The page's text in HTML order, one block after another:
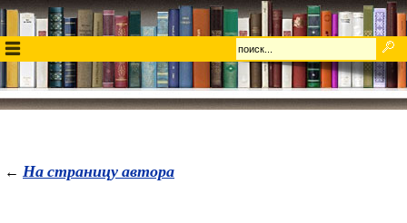
← На страницу автора